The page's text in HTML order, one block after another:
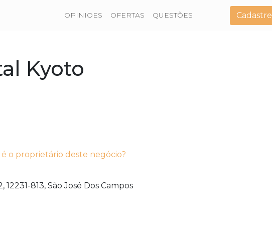
OPINIOES OFERTAS QUESTÕES
Kyoto
é o proprietário deste negócio?
12231-813, São José Dos Campos